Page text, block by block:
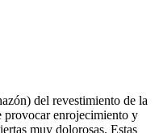
del revestimiento de la
provocar enrojecimiento y
muy dolorosas. Estas